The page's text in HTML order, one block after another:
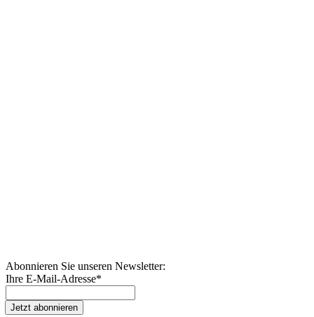
Abonnieren Sie unseren Newsletter:
Ihre E-Mail-Adresse*
Jetzt abonnieren